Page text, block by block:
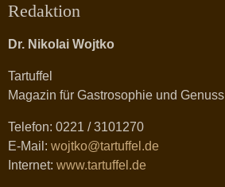
Redaktion
Dr. Nikolai Wojtko
Tartuffel
Magazin für Gastrosophie und Genuss
Telefon: 0221 / 3101270
E-Mail: wojtko@tartuffel.de
Internet: www.tartuffel.de